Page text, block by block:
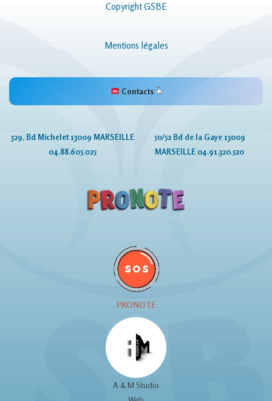
Copyright GSBE
Mentions légales
Contacts
329, Bd Michelet 13009 MARSEILLE
04.88.605.025
50/52 Bd de la Gaye 13009
MARSEILLE 04.91.320.520
PRONOTE
A & M Studio